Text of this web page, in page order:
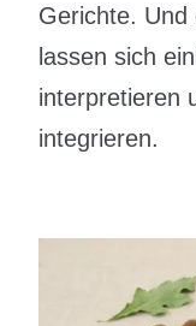
Gerichte. Und
lassen sich
interpretieren
integrieren.